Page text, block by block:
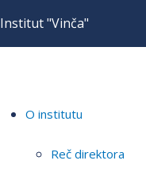
Institut "Vinča"
O institutu
Reč direktora